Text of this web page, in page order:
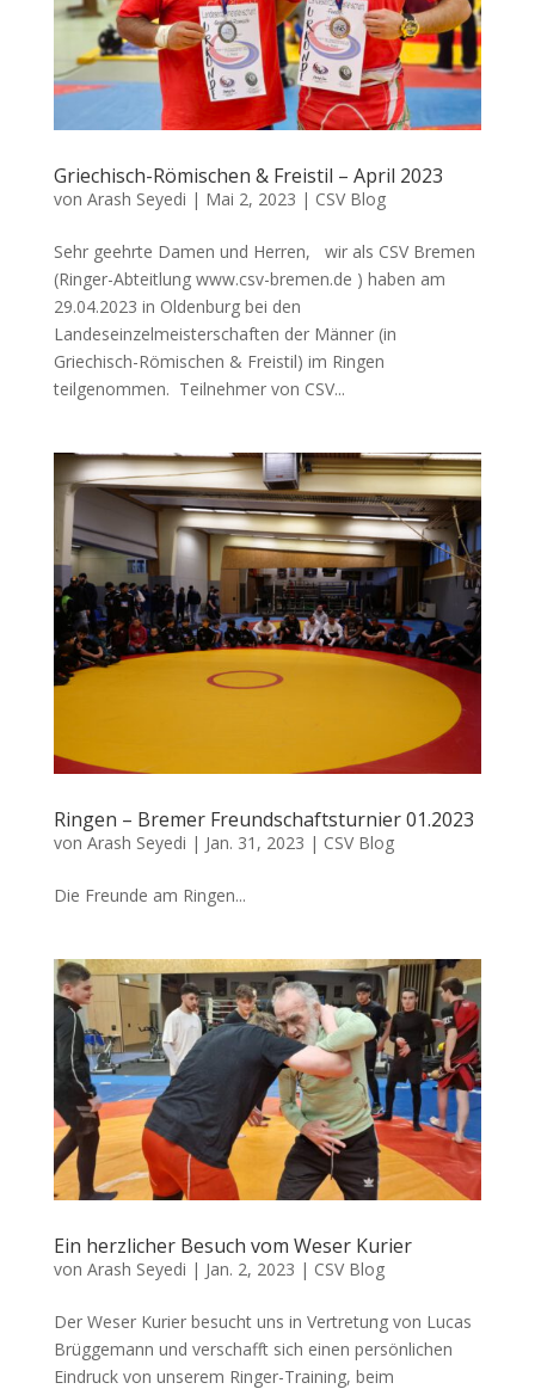
Griechisch-Römischen & Freistil – April 2023
von Arash Seyedi | Mai 2, 2023 | CSV Blog
Sehr geehrte Damen und Herren, wir als CSV Bremen
(Ringer-Abteitlung www.csv-bremen.de ) haben am
29.04.2023 in Oldenburg bei den
Landeseinzelmeisterschaften der Männer (in
Griechisch-Römischen & Freistil) im Ringen
teilgenommen. Teilnehmer von CSV...
Ringen – Bremer Freundschaftsturnier 01.2023
von Arash Seyedi | Jan. 31, 2023 | CSV Blog
Die Freunde am Ringen...
Ein herzlicher Besuch vom Weser Kurier
von Arash Seyedi | Jan. 2, 2023 | CSV Blog
Der Weser Kurier besucht uns in Vertretung von Lucas
Brüggemann und verschafft sich einen persönlichen
Eindruck von unserem Ringer-Training, beim